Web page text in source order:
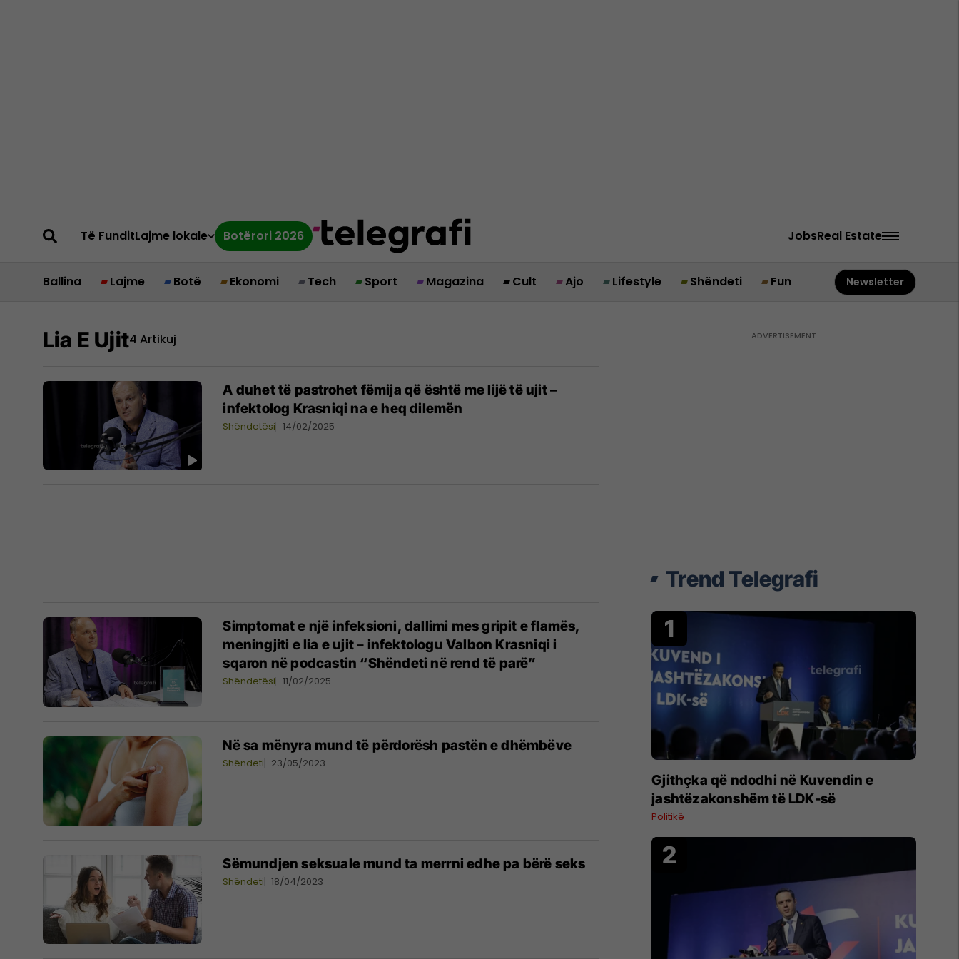
Të FunditLajme lokale Botërori 2026 JobsReal Estate
Ballina Lajme Botë Ekonomi Tech Sport Magazina Cult Ajo Lifestyle Shëndeti Fun Newsletter
Lia E Ujit4 Artikuj
A duhet të pastrohet fëmija që është me lijë të ujit –
infektolog Krasniqi na e heq dilemën
Shëndetësi 14/02/2025
Simptomat e një infeksioni, dallimi mes gripit e flamës,
meningjiti e lia e ujit – infektologu Valbon Krasniqi i
sqaron në podcastin “Shëndeti në rend të parë”
Shëndetësi 11/02/2025
Në sa mënyra mund të përdorësh pastën e dhëmbëve
Shëndeti 23/05/2023
Sëmundjen seksuale mund ta merrni edhe pa bërë seks
Shëndeti 18/04/2023
Trend Telegrafi
Gjithçka që ndodhi në Kuvendin e
jashtëzakonshëm të LDK-së
Politikë